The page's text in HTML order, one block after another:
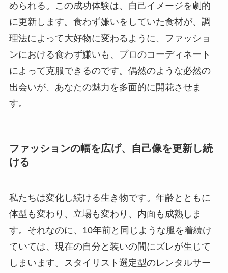
められる。この成功体験は、自己イメージを劇的
に更新します。食わず嫌いをしていた食材が、調
理法によって大好物に変わるように、ファッショ
ンにおける食わず嫌いも、プロのコーディネート
によって克服できるのです。偶然のような必然の
出会いが、あなたの魅力を多面的に開花させま
す。
ファッションの幅を広げ、自己像を更新し続
ける
私たちは変化し続ける生き物です。年齢とともに
体型も変わり、立場も変わり、内面も成熟しま
す。それなのに、10年前と同じような服を着続け
ていては、現在の自分と装いの間にズレが生じて
しまいます。スタイリスト選定型のレンタルサー